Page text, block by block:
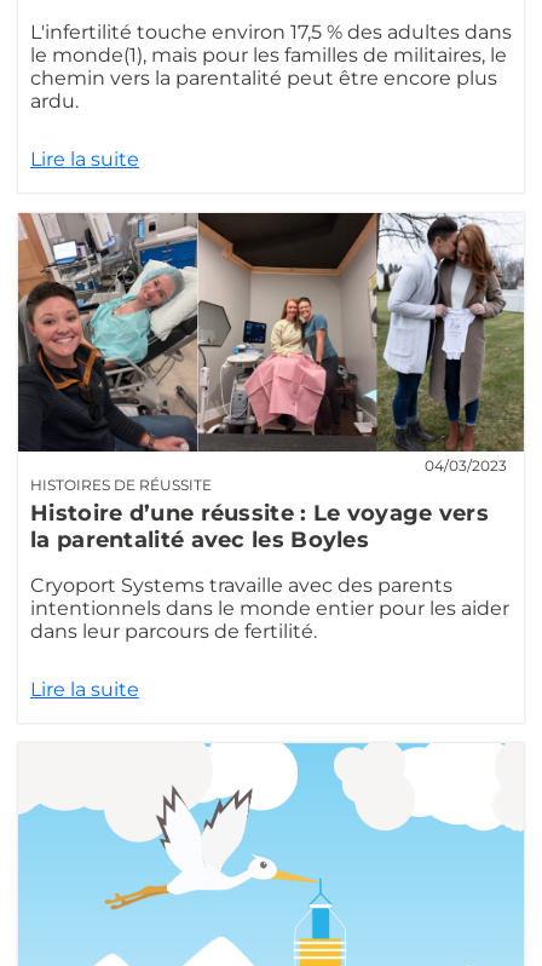
L'infertilité touche environ 17,5 % des adultes dans
le monde(1), mais pour les familles de militaires, le
chemin vers la parentalité peut être encore plus
ardu.
Lire la suite
HISTOIRES DE RÉUSSITE
04/03/2023
Histoire d’une réussite : Le voyage vers
la parentalité avec les Boyles
Cryoport Systems travaille avec des parents
intentionnels dans le monde entier pour les aider
dans leur parcours de fertilité.
Lire la suite